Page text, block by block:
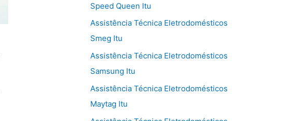
Speed Queen Itu
Assistência Técnica Eletrodomésticos
Smeg Itu
Assistência Técnica Eletrodomésticos
Samsung Itu
Assistência Técnica Eletrodomésticos
Maytag Itu